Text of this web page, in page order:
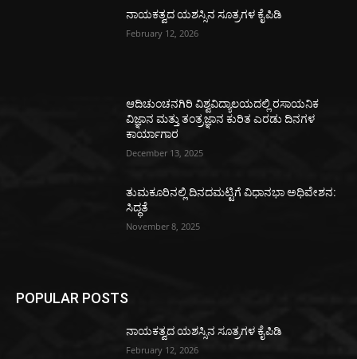
ನಾಯಕತ್ವದ ಯಶಸ್ಸಿನ ಸೂತ್ರಗಳ ಕೈಪಿಡಿ
February 12, 2026
ಆದಿಚುಂಚನಗಿರಿ ವಿಶ್ವವಿದ್ಯಾಲಯದಲ್ಲಿ ರಸಾಯನಿಕ
ವಿಜ್ಞಾನ ಮತ್ತು ತಂತ್ರಜ್ಞಾನ ಕುರಿತ ಎರಡು ದಿನಗಳ
ಕಾರ್ಯಾಗಾರ
December 13, 2025
ತುಮಕೂರಿನಲ್ಲಿ ದಿನದಮಟ್ಟಿಗೆ ವಿಧಾನಭಾ ಅಧಿವೇಶನ:
ಸಿದ್ಧತೆ
November 8, 2025
POPULAR POSTS
ನಾಯಕತ್ವದ ಯಶಸ್ಸಿನ ಸೂತ್ರಗಳ ಕೈಪಿಡಿ
February 12, 2026